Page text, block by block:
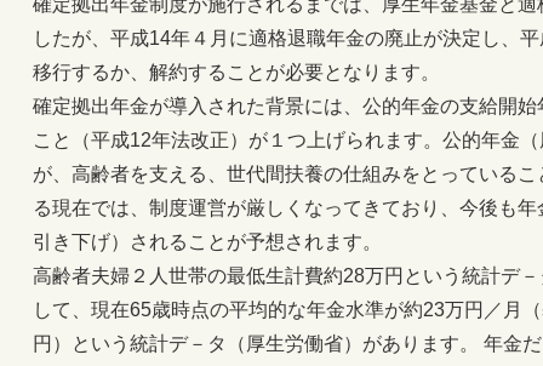
確定拠出年金制度が施行されるまでは、厚生年金基金と
したが、平成14年４月に適格退職年金の廃止が決定し、
移行するか、解約することが必要となります。
確定拠出年金が導入された背景には、公的年金の支給開
こと（平成12年法改正）が１つ上げられます。公的年金
が、高齢者を支える、世代間扶養の仕組みをとっている
る現在では、制度運営が厳しくなってきており、今後も
引き下げ）されることが予想されます。
高齢者夫婦２人世帯の最低生計費約28万円という統計デ
して、現在65歳時点の平均的な年金水準が約23万円／月
円）という統計デ－タ（厚生労働省）があります。 年金